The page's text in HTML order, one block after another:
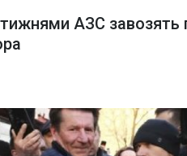
АЗС завозять